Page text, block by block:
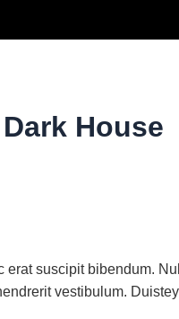
House
erat suscipit bibendum.
vestibulum.